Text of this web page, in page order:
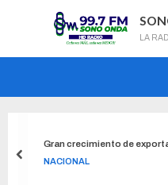
LA
Gran crecimiento de
NACIONAL